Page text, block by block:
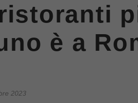
è a
2023